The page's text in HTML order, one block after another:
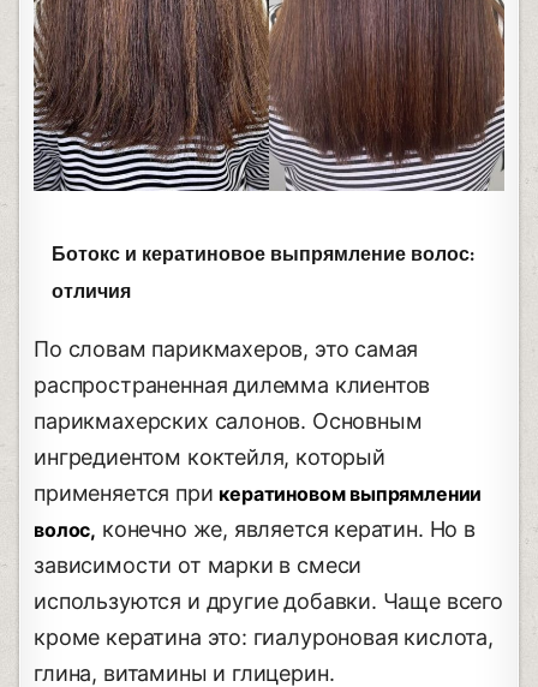
Ботокс и кератиновое выпрямление волос:
отличия
По словам парикмахеров, это самая
распространенная дилемма клиентов
парикмахерских салонов. Основным
ингредиентом коктейля, который
применяется при кератиновом выпрямлении
волос, конечно же, является кератин. Но в
зависимости от марки в смеси
используются и другие добавки. Чаще всего
кроме кератина это: гиалуроновая кислота,
глина, витамины и глицерин.